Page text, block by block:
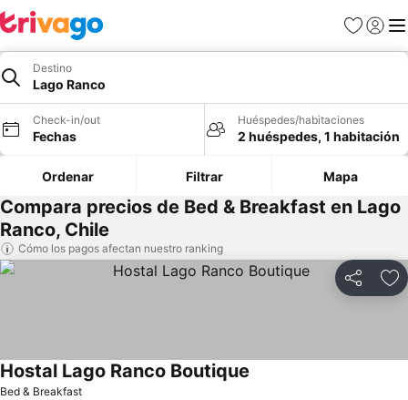
Favoritos
Iniciar
Destino
Lago Ranco
Check-in/out
Fechas
Huéspedes/habitaciones
2 huéspedes, 1 habitación
Ordenar Filtrar Mapa
Compara precios de Bed & Breakfast en Lago
Ranco, Chile
Cómo los pagos afectan nuestro ranking
Compartir
Bed & Breakfast
Hostal Lago Ranco Boutique